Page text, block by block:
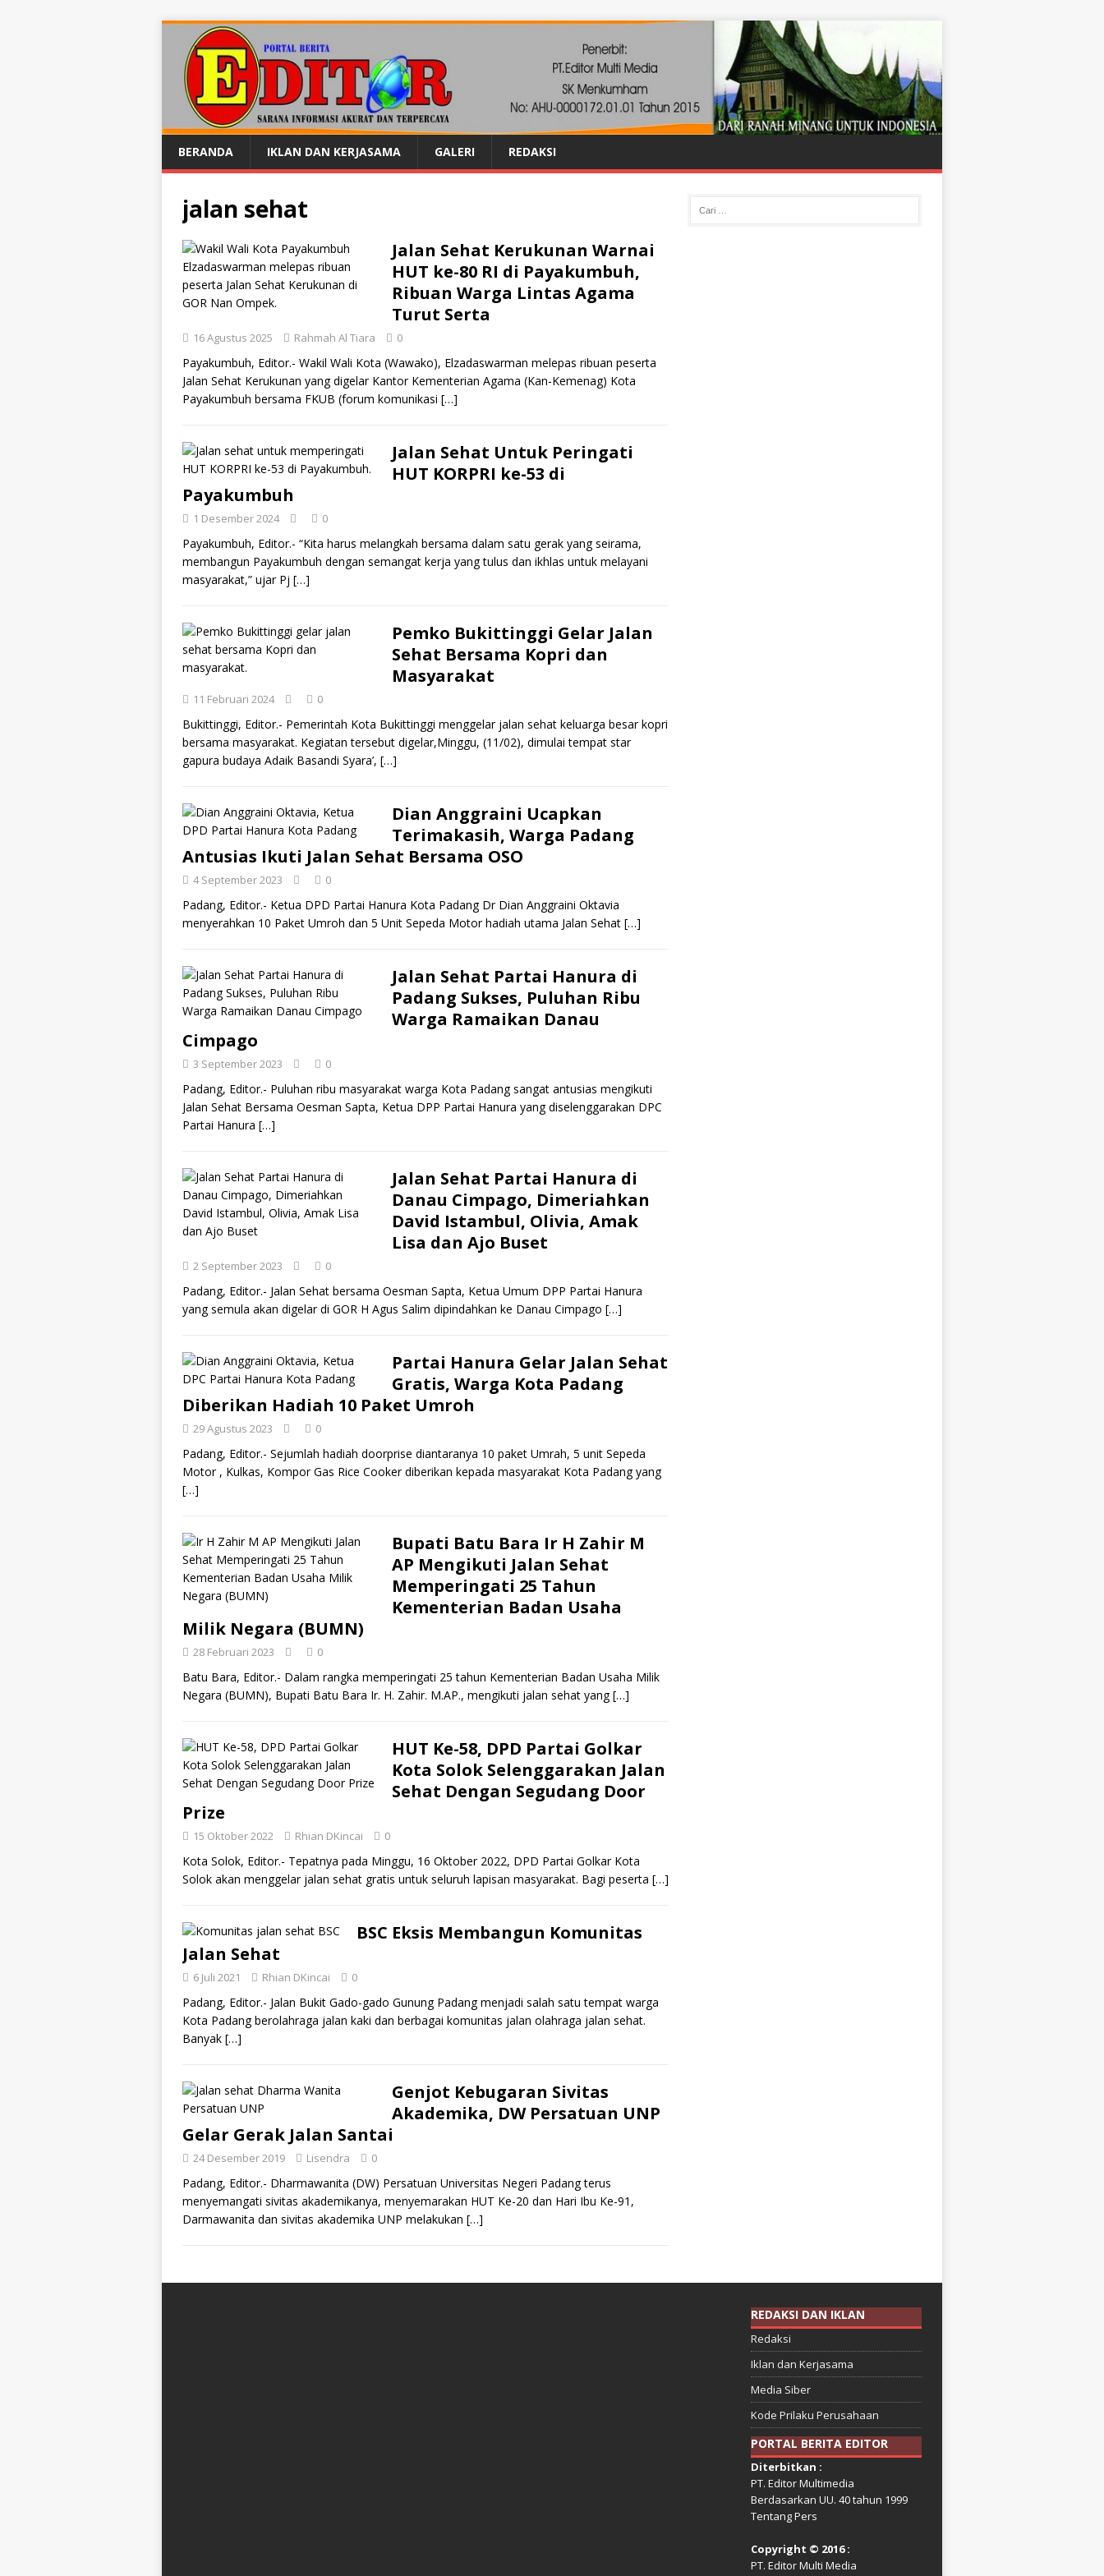
BERANDA IKLAN DAN KERJASAMA GALERI REDAKSI
jalan sehat
Jalan Sehat Kerukunan Warnai
HUT ke-80 RI di Payakumbuh,
Ribuan Warga Lintas Agama
Turut Serta
16 Agustus 2025 Rahmah Al Tiara 0
Payakumbuh, Editor.- Wakil Wali Kota (Wawako), Elzadaswarman melepas ribuan peserta
Jalan Sehat Kerukunan yang digelar Kantor Kementerian Agama (Kan-Kemenag) Kota
Payakumbuh bersama FKUB (forum komunikasi […]
Jalan Sehat Untuk Peringati
HUT KORPRI ke-53 di
Payakumbuh
1 Desember 2024 0
Payakumbuh, Editor.- “Kita harus melangkah bersama dalam satu gerak yang seirama,
membangun Payakumbuh dengan semangat kerja yang tulus dan ikhlas untuk melayani
masyarakat,” ujar Pj […]
Pemko Bukittinggi Gelar Jalan
Sehat Bersama Kopri dan
Masyarakat
11 Februari 2024 0
Bukittinggi, Editor.- Pemerintah Kota Bukittinggi menggelar jalan sehat keluarga besar kopri
bersama masyarakat. Kegiatan tersebut digelar,Minggu, (11/02), dimulai tempat star
gapura budaya Adaik Basandi Syara’, […]
Dian Anggraini Ucapkan
Terimakasih, Warga Padang
Antusias Ikuti Jalan Sehat Bersama OSO
4 September 2023 0
Padang, Editor.- Ketua DPD Partai Hanura Kota Padang Dr Dian Anggraini Oktavia
menyerahkan 10 Paket Umroh dan 5 Unit Sepeda Motor hadiah utama Jalan Sehat […]
Jalan Sehat Partai Hanura di
Padang Sukses, Puluhan Ribu
Warga Ramaikan Danau
Cimpago
3 September 2023 0
Padang, Editor.- Puluhan ribu masyarakat warga Kota Padang sangat antusias mengikuti
Jalan Sehat Bersama Oesman Sapta, Ketua DPP Partai Hanura yang diselenggarakan DPC
Partai Hanura […]
Jalan Sehat Partai Hanura di
Danau Cimpago, Dimeriahkan
David Istambul, Olivia, Amak
Lisa dan Ajo Buset
2 September 2023 0
Padang, Editor.- Jalan Sehat bersama Oesman Sapta, Ketua Umum DPP Partai Hanura
yang semula akan digelar di GOR H Agus Salim dipindahkan ke Danau Cimpago […]
Partai Hanura Gelar Jalan Sehat
Gratis, Warga Kota Padang
Diberikan Hadiah 10 Paket Umroh
29 Agustus 2023 0
Padang, Editor.- Sejumlah hadiah doorprise diantaranya 10 paket Umrah, 5 unit Sepeda
Motor , Kulkas, Kompor Gas Rice Cooker diberikan kepada masyarakat Kota Padang yang
[…]
Bupati Batu Bara Ir H Zahir M
AP Mengikuti Jalan Sehat
Memperingati 25 Tahun
Kementerian Badan Usaha
Milik Negara (BUMN)
28 Februari 2023 0
Batu Bara, Editor.- Dalam rangka memperingati 25 tahun Kementerian Badan Usaha Milik
Negara (BUMN), Bupati Batu Bara Ir. H. Zahir. M.AP., mengikuti jalan sehat yang[…]
HUT Ke-58, DPD Partai Golkar
Kota Solok Selenggarakan Jalan
Sehat Dengan Segudang Door
Prize
15 Oktober 2022 Rhian DKincai 0
Kota Solok, Editor.- Tepatnya pada Minggu, 16 Oktober 2022, DPD Partai Golkar Kota
Solok akan menggelar jalan sehat gratis untuk seluruh lapisan masyarakat. Bagi peserta […]
BSC Eksis Membangun Komunitas
Jalan Sehat
6 Juli 2021 Rhian DKincai 0
Padang, Editor.- Jalan Bukit Gado-gado Gunung Padang menjadi salah satu tempat warga
Kota Padang berolahraga jalan kaki dan berbagai komunitas jalan olahraga jalan sehat.
Banyak […]
Genjot Kebugaran Sivitas
Akademika, DW Persatuan UNP
Gelar Gerak Jalan Santai
24 Desember 2019 Lisendra 0
Padang, Editor.- Dharmawanita (DW) Persatuan Universitas Negeri Padang terus
menyemangati sivitas akademikanya, menyemarakan HUT Ke-20 dan Hari Ibu Ke-91,
Darmawanita dan sivitas akademika UNP melakukan […]
REDAKSI DAN IKLAN
Redaksi
Iklan dan Kerjasama
Media Siber
Kode Prilaku Perusahaan
PORTAL BERITA EDITOR
Diterbitkan :
PT. Editor Multimedia
Berdasarkan UU. 40 tahun 1999
Tentang Pers
Copyright © 2016 :
PT. Editor Multi Media